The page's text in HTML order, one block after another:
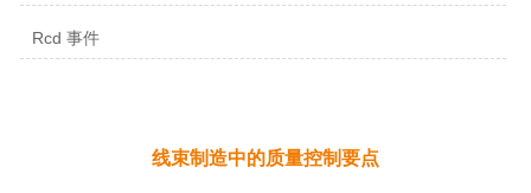
Rcd 事件
线束制造中的质量控制要点